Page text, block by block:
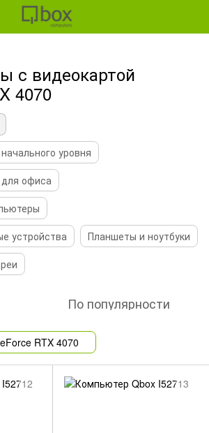
с видеокартой
4070
уровня
офиса
устройства
Планшеты и ноутбуки
По популярности
RTX 4070